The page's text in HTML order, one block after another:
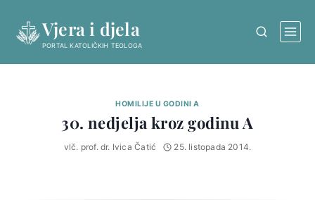
content
Vjera i djela
PORTAL KATOLIČKIH TEOLOGA
HOMILIJE U GODINI A
30. nedjelja kroz godinu A
vlč. prof. dr. Ivica Čatić 25. listopada 2014.